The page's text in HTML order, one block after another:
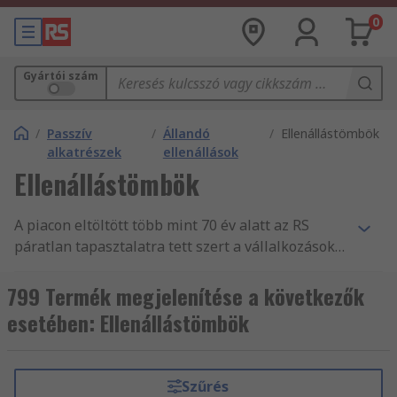
0
Gyártói szám
/ Passzív
alkatrészek
/ Állandó
ellenállások
/ Ellenállástömbök
Ellenállástömbök
A piacon eltöltött több mint 70 év alatt az RS
páratlan tapasztalatra tett szert a vállalkozások
tartozékellátásában, mint Passzív alkatrészek
forgalmazásában. Világszerte támogatjuk a
mérnököket Ellenállástömbök és más Állandó
ország vásárlói számára, akik mind tudják, hogy
799 Termék megjelenítése a következők
esetében: Ellenállástömbök
Szűrés